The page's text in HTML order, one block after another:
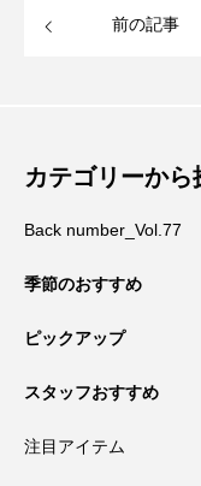
前の記事
カテゴリーから
Back number_Vol.77
季節のおすすめ
ピックアップ
スタッフおすすめ
注目アイテム